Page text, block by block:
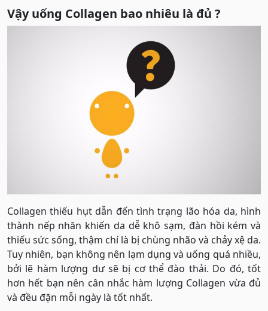
Vậy uống Collagen bao nhiêu là đủ ?
Collagen thiếu hụt dẫn đến tình trạng lão hóa da, hình
thành nếp nhăn khiến da dễ khô sạm, đàn hồi kém và
thiếu sức sống, thậm chí là bị chùng nhão và chảy xệ da.
Tuy nhiên, bạn không nên lạm dụng và uống quá nhiều,
bởi lẽ hàm lượng dư sẽ bị cơ thể đào thải. Do đó, tốt
hơn hết bạn nên cân nhắc hàm lượng Collagen vừa đủ
và đều đặn mỗi ngày là tốt nhất.